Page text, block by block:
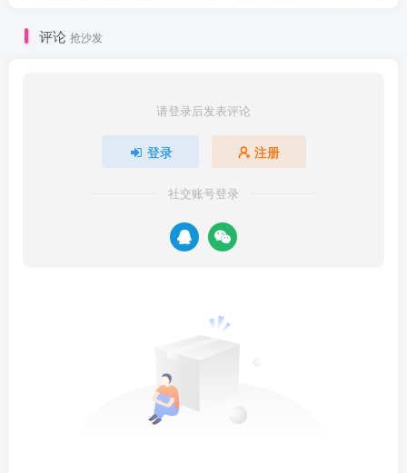
评论 抢沙发
请登录后发表评论
登录 注册
社交账号登录